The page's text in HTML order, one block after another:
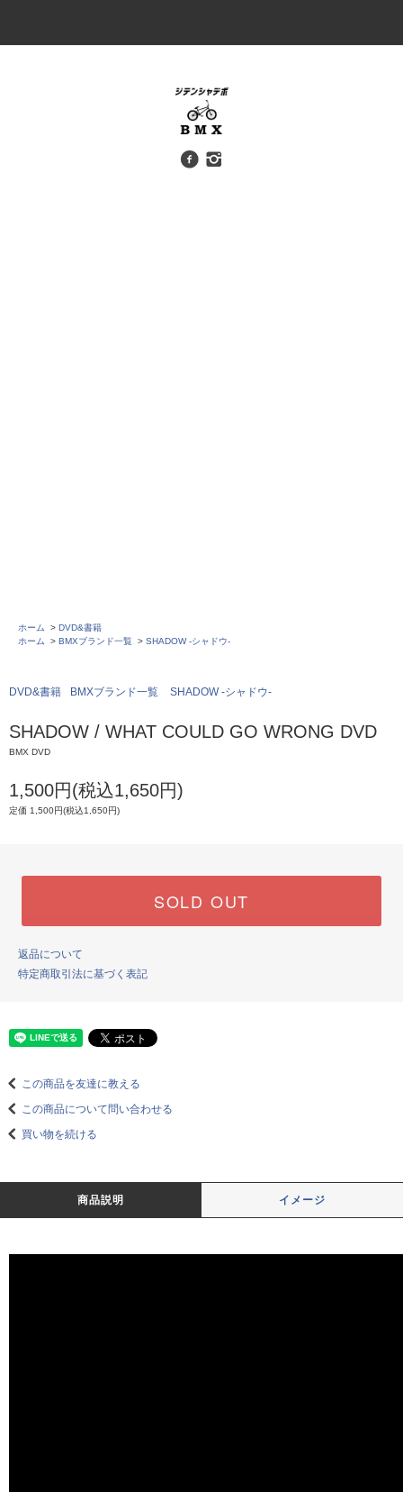
ホーム > DVD&書籍
ホーム
> BMXブランド一覧 > SHADOW -シャドウ-
DVD&書籍 BMXブランド一覧 SHADOW -シャドウ-
SHADOW / WHAT COULD GO WRONG DVD
BMX DVD
1,500円(税込1,650円)
定価 1,500円(税込1,650円)
SOLD OUT
返品について
特定商取引法に基づく表記
この商品を友達に教える
この商品について問い合わせる
買い物を続ける
商品説明 イメージ